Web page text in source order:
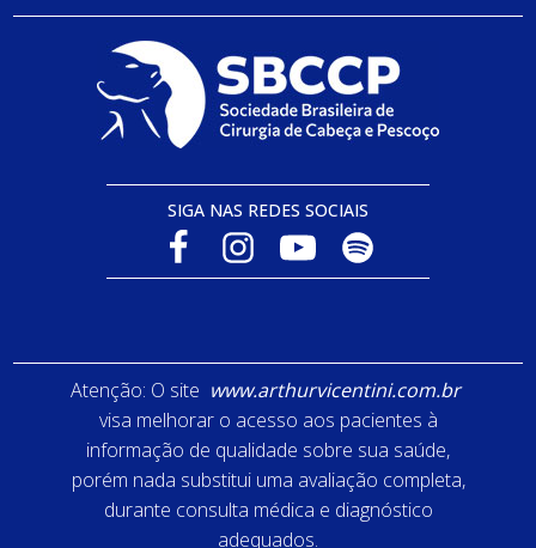
SIGA NAS REDES SOCIAIS
Atenção: O site www.arthurvicentini.com.br
visa melhorar o acesso aos pacientes à
informação de qualidade sobre sua saúde,
porém nada substitui uma avaliação completa,
durante consulta médica e diagnóstico
adequados.